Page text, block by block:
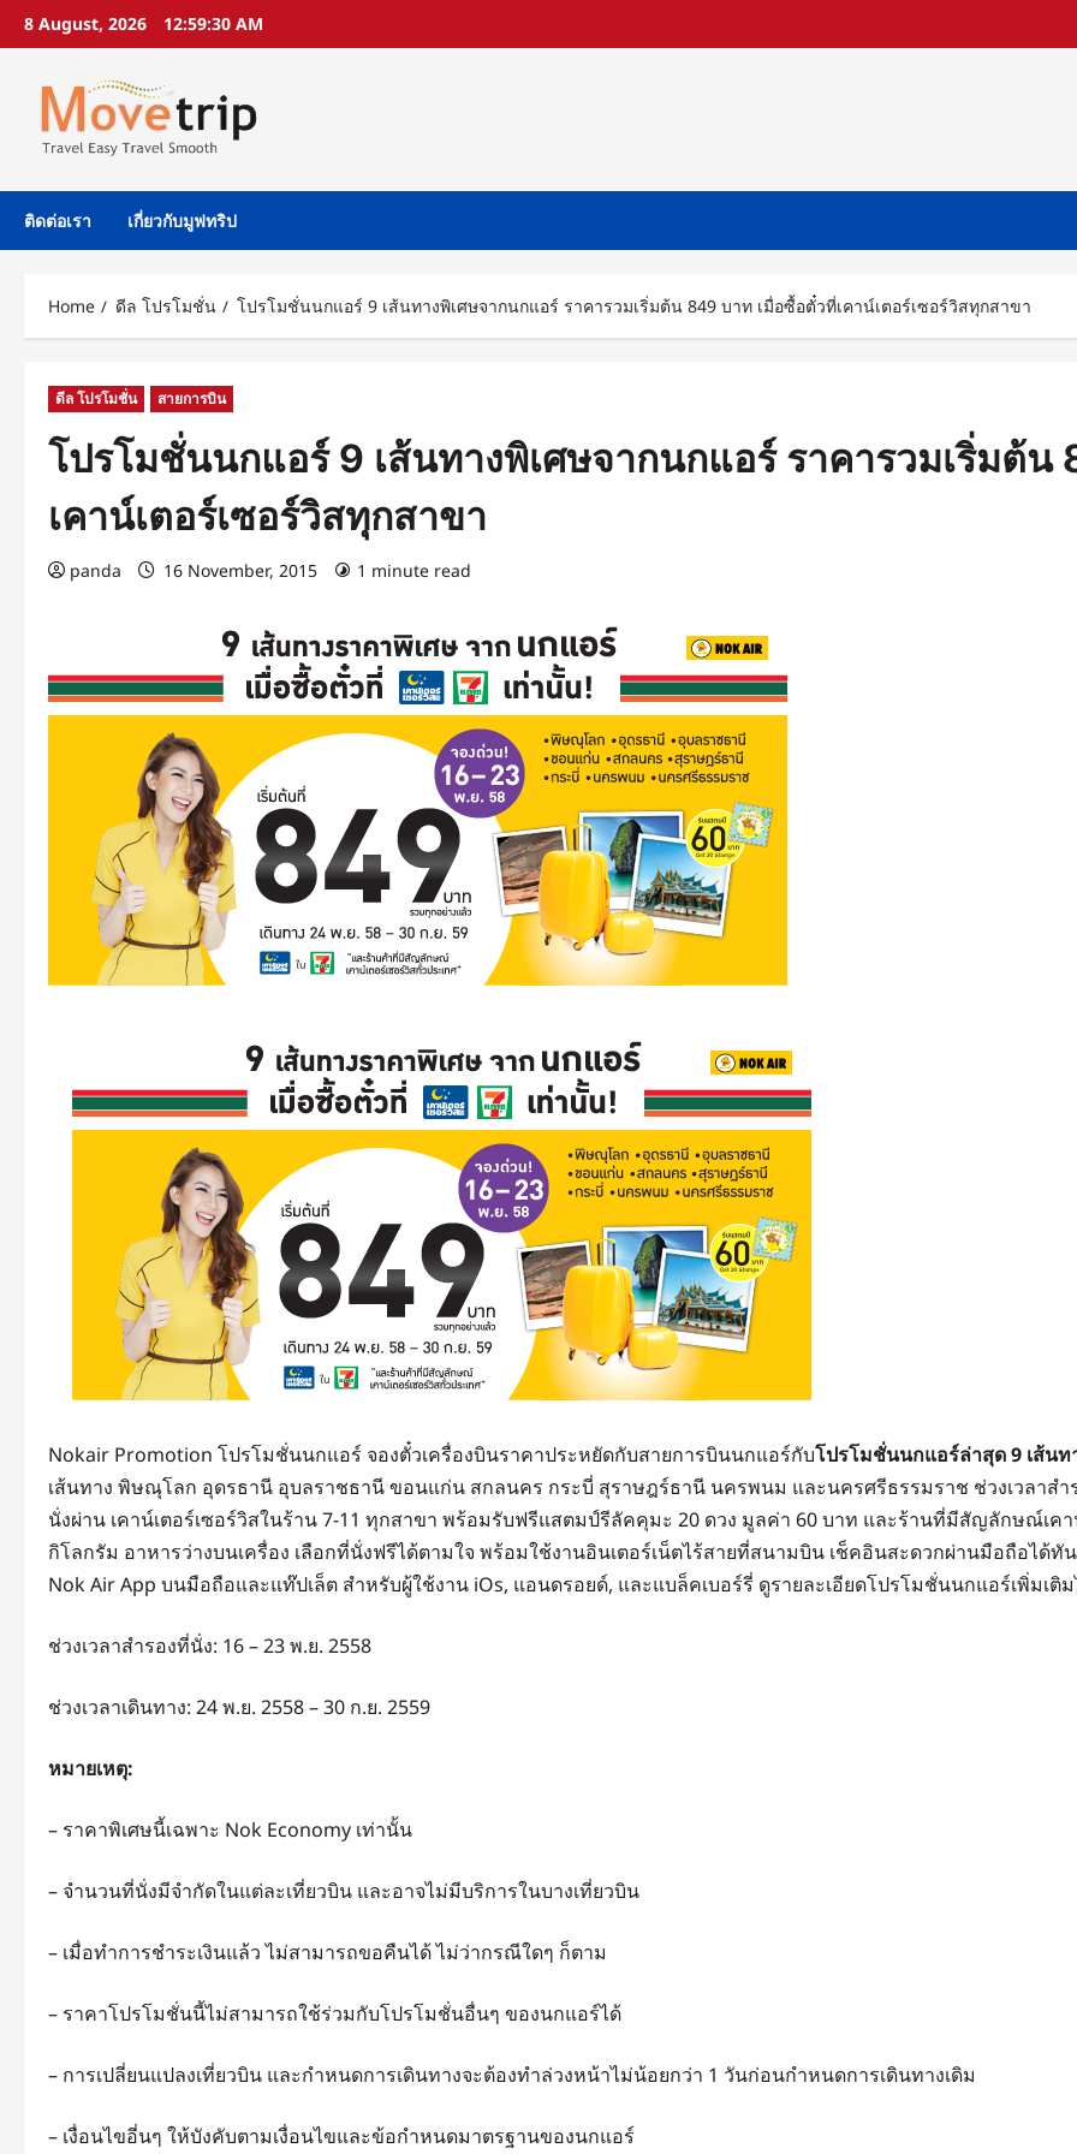
Skip8 August, 2026 12:59:31 AM
ติดต่อเรา เกี่ยวกับมูฟทริป
Home ดีล โปรโมชั่น โปรโมชั่นนกแอร์ 9 เส้นทางพิเศษจากนกแอร์ ราคารวมเริ่มต้น 849 บาท เมื่อซื้อตั๋วที่เคาน์เตอร์เซอร์วิสทุกสาขา
ดีล โปรโมชั่น สายการบิน
โปรโมชั่นนกแอร์ 9 เส้นทางพิเศษจากนกแอร์ ราคารวมเริ่มต้น
เคาน์เตอร์เซอร์วิสทุกสาขา
panda 16 November, 2015 1 minute read
Nokair Promotion โปรโมชั่นนกแอร์ จองตั๋วเครื่องบินราคาประหยัดกับสายการบินนกแอร์กับโปรโมชั่นนกแอร์ล่าสุด 9 เส้น
เส้นทาง พิษณุโลก อุดรธานี อุบลราชธานี ขอนแก่น สกลนคร กระบี่ สุราษฎร์ธานี นครพนม และนครศรีธรรมราช ช่วงเวลาสำ
นั่งผ่าน เคาน์เตอร์เซอร์วิสในร้าน 7-11 ทุกสาขา พร้อมรับฟรีแสตมป์รีลัคคุมะ 20 ดวง มูลค่า 60 บาท และร้านที่มีสัญลักษณ์เค
กิโลกรัม อาหารว่างบนเครื่อง เลือกที่นั่งฟรีได้ตามใจ พร้อมใช้งานอินเตอร์เน็ตไร้สายที่สนามบิน เช็คอินสะดวกผ่านมือถือได้
Nok Air App บนมือถือและแท๊ปเล็ต สำหรับผู้ใช้งาน iOs, แอนดรอยด์, และแบล็คเบอร์รี่ ดูรายละเอียดโปรโมชั่นนกแอร์เพิ่มเ
ช่วงเวลาสำรองที่นั่ง: 16 – 23 พ.ย. 2558
ช่วงเวลาเดินทาง: 24 พ.ย. 2558 – 30 ก.ย. 2559
หมายเหตุ:
– ราคาพิเศษนี้เฉพาะ Nok Economy เท่านั้น
– จำนวนที่นั่งมีจำกัดในแต่ละเที่ยวบิน และอาจไม่มีบริการในบางเที่ยวบิน
– เมื่อทำการชำระเงินแล้ว ไม่สามารถขอคืนได้ ไม่ว่ากรณีใดๆ ก็ตาม
– ราคาโปรโมชั่นนี้ไม่สามารถใช้ร่วมกับโปรโมชั่นอื่นๆ ของนกแอร์ได้
– การเปลี่ยนแปลงเที่ยวบิน และกำหนดการเดินทางจะต้องทำล่วงหน้าไม่น้อยกว่า 1 วันก่อนกำหนดการเดินทางเดิม
– เงื่อนไขอี่นๆ ให้บังคับตามเงื่อนไขและข้อกำหนดมาตรฐานของนกแอร์